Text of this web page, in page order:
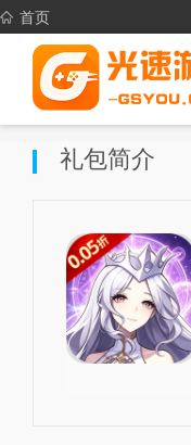
首页
礼包简介